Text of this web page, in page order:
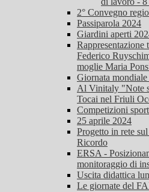
2° Convegno
Passiparola 2024
Giardini aperti
Rappresentazione
Federico
moglie Maria
Giornata
Al Vinitaly "Note
Tocai nel Friuli
Competizioni
25 aprile 2024
Progetto in rete
Ricordo
ERSA -
monitoraggio di
Uscita didattica
Le giornate del